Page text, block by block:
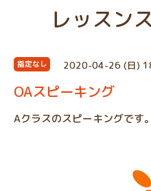
レッスン
指定なし 2020-04-26 (日)
OAスピーキング
Aクラスのスピーキングです。